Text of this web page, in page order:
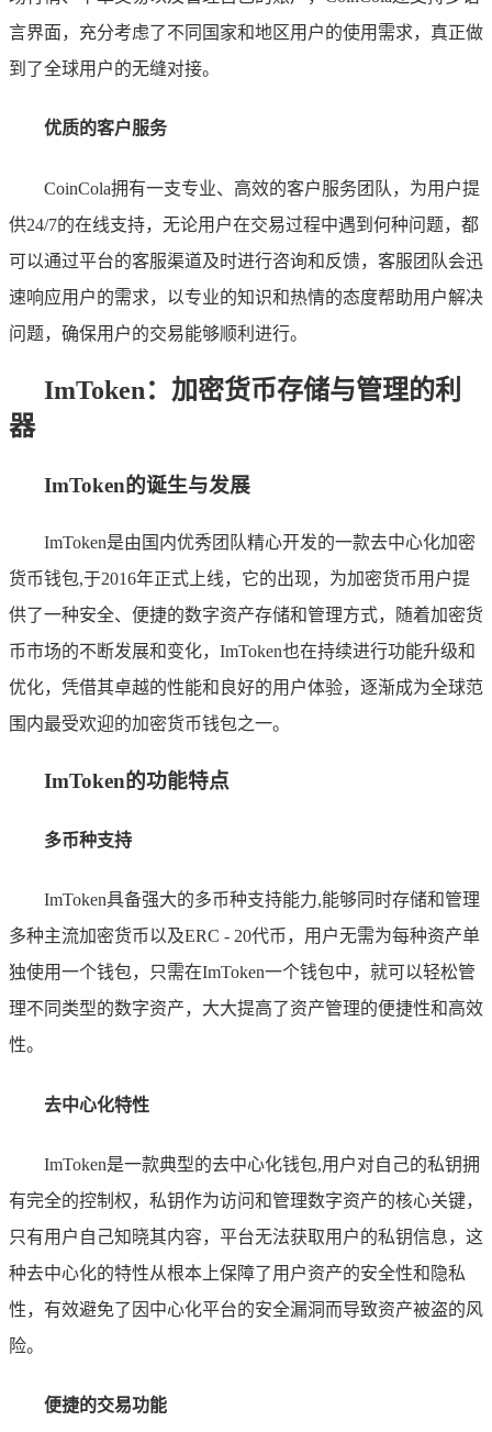
言界面，充分考虑了不同国家和地区用户的使用需求，真正做
到了全球用户的无缝对接。
优质的客户服务
CoinCola拥有一支专业、高效的客户服务团队，为用户提
供24/7的在线支持，无论用户在交易过程中遇到何种问题，都
可以通过平台的客服渠道及时进行咨询和反馈，客服团队会迅
速响应用户的需求，以专业的知识和热情的态度帮助用户解决
问题，确保用户的交易能够顺利进行。
ImToken：加密货币存储与管理的利
器
ImToken的诞生与发展
ImToken是由国内优秀团队精心开发的一款去中心化加密
货币钱包,于2016年正式上线，它的出现，为加密货币用户提
供了一种安全、便捷的数字资产存储和管理方式，随着加密货
币市场的不断发展和变化，ImToken也在持续进行功能升级和
优化，凭借其卓越的性能和良好的用户体验，逐渐成为全球范
围内最受欢迎的加密货币钱包之一。
ImToken的功能特点
多币种支持
ImToken具备强大的多币种支持能力,能够同时存储和管理
多种主流加密货币以及ERC - 20代币，用户无需为每种资产单
独使用一个钱包，只需在ImToken一个钱包中，就可以轻松管
理不同类型的数字资产，大大提高了资产管理的便捷性和高效
性。
去中心化特性
ImToken是一款典型的去中心化钱包,用户对自己的私钥拥
有完全的控制权，私钥作为访问和管理数字资产的核心关键，
只有用户自己知晓其内容，平台无法获取用户的私钥信息，这
种去中心化的特性从根本上保障了用户资产的安全性和隐私
性，有效避免了因中心化平台的安全漏洞而导致资产被盗的风
险。
便捷的交易功能